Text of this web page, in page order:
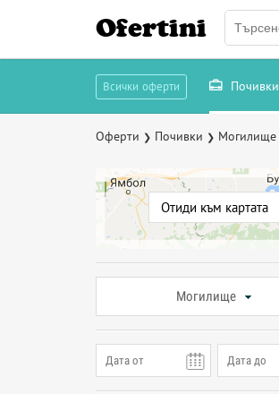
Ofertini
Всички оферти Почивки
Оферти ❯ Почивки ❯ Могилище
Отиди към картата
Могилище